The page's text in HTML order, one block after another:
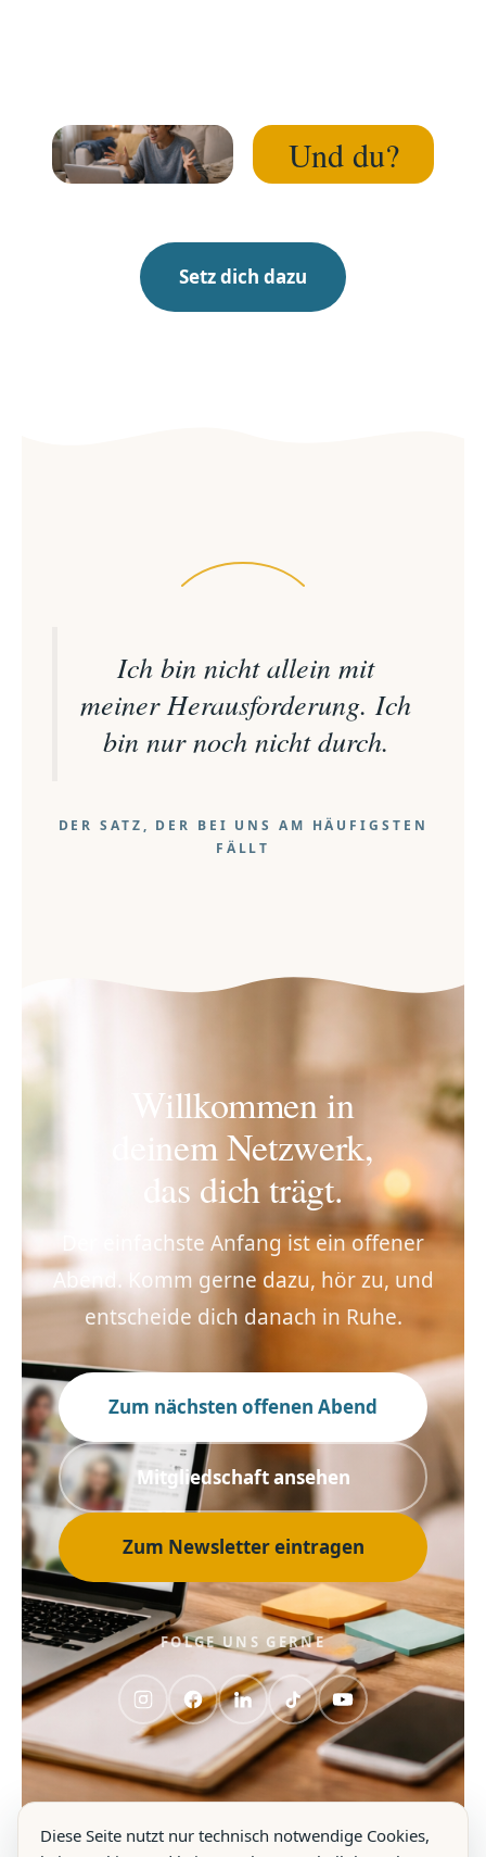
Und du?
Setz dich dazu
Ich bin nicht allein mit
meiner Herausforderung. Ich
bin nur noch nicht durch.
DER SATZ, DER BEI UNS AM HÄUFIGSTEN
FÄLLT
Willkommen in
deinem Netzwerk,
das dich trägt.
Der einfachste Anfang ist ein offener
Abend. Komm gerne dazu, hör zu, und
entscheide dich danach in Ruhe.
Zum nächsten offenen Abend
Mitgliedschaft ansehen
Zum Newsletter eintragen
FOLGE UNS GERNE
Diese Seite nutzt nur technisch notwendige Cookies,